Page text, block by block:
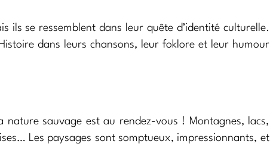
ils se ressemblent dans leur quête d’identité culturelle.
dans leurs chansons, leur foklore et leur humour
nature sauvage est au rendez-vous ! Montagnes, lacs,
Les paysages sont somptueux, impressionnants, et